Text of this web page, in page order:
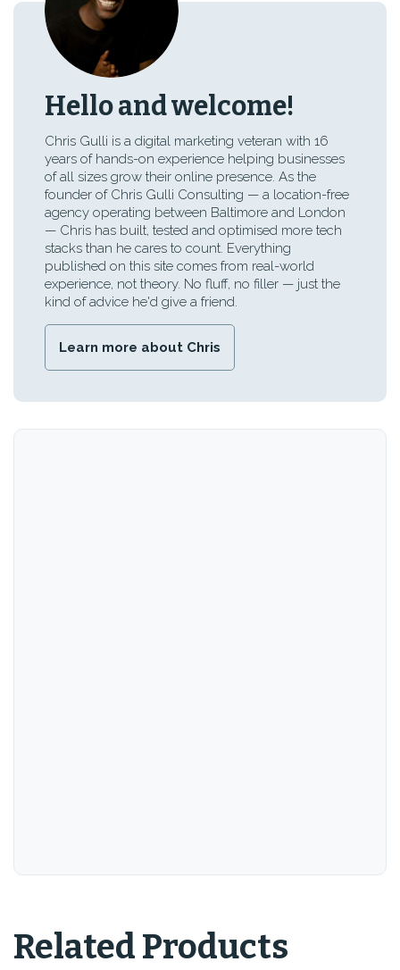
Hello and welcome!
Chris Gulli is a digital marketing veteran with 16
years of hands-on experience helping businesses
of all sizes grow their online presence. As the
founder of Chris Gulli Consulting — a location-free
agency operating between Baltimore and London
— Chris has built, tested and optimised more tech
stacks than he cares to count. Everything
published on this site comes from real-world
experience, not theory. No fluff, no filler — just the
kind of advice he'd give a friend.
Learn more about Chris
Related Products